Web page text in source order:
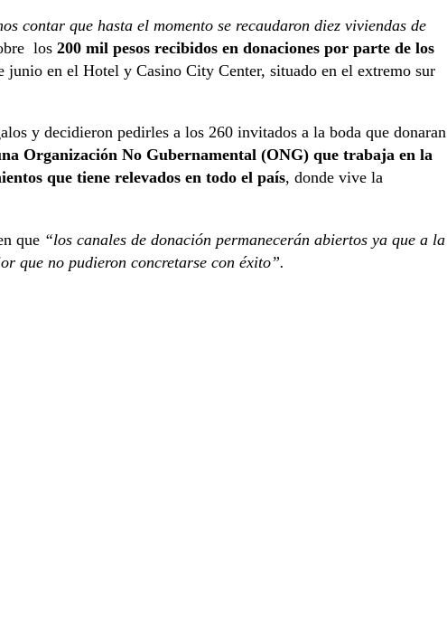
contar que hasta el momento se recaudaron diez viviendas de
los 200 mil pesos recibidos en donaciones por parte de los
junio en el Hotel y Casino City Center, situado en el extremo sur
y decidieron pedirles a los 260 invitados a la boda que donaran
Organización No Gubernamental (ONG) que trabaja en la
que tiene relevados en todo el país, donde vive la
que “los canales de donación permanecerán abiertos ya que a la
que no pudieron concretarse con éxito”.